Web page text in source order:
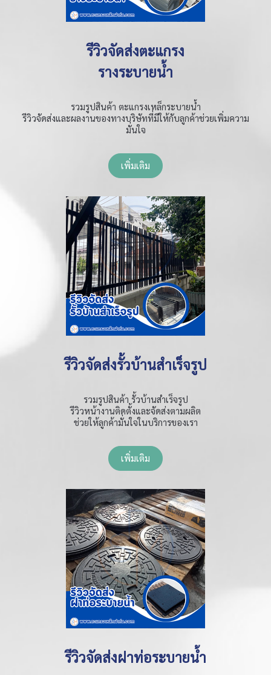
รีวิวจัดส่งตะแกรง
รางระบายน้ำ
รวมรูปสินค้า ตะแกรงเหล็กระบายน้ำ
รีวิวจัดส่งและผลงานของทางบริษัทที่มีให้กับลูกค้าช่วยเพิ่มความ
มั่นใจ
เพิ่มเติม
รีวิวจัดส่งรั้วบ้านสำเร็จรูป
รวมรูปสินค้า รั้วบ้านสำเร็จรูป
รีวิวหน้างานติดตั้งและจัดส่งตามผลิต
ช่วยให้ลูกค้ามั่นใจในบริการของเรา
เพิ่มเติม
รีวิวจัดส่งฝาท่อระบายน้ำ